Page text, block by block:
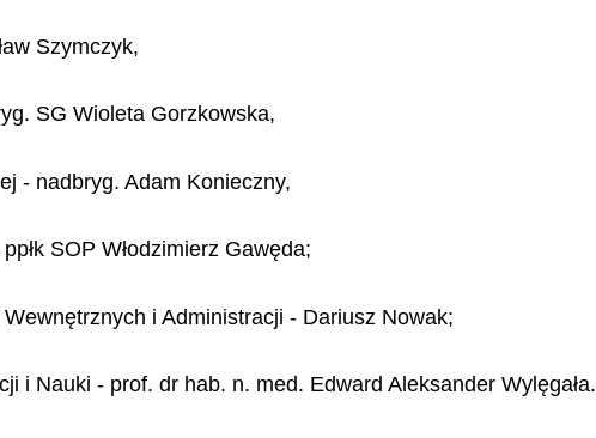
Szymczyk,
SG Wioleta Gorzkowska,
- nadbryg. Adam Konieczny,
SOP Włodzimierz Gawęda;
i Administracji - Dariusz Nowak;
i Nauki - prof. dr hab. n. med. Edward Aleksander Wylęgała.